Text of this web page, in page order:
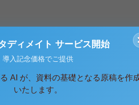
違反となります。
ディメイト サービス開始
導入記念価格でご提供
AI が、資料の基礎となる原稿を作
いたします。